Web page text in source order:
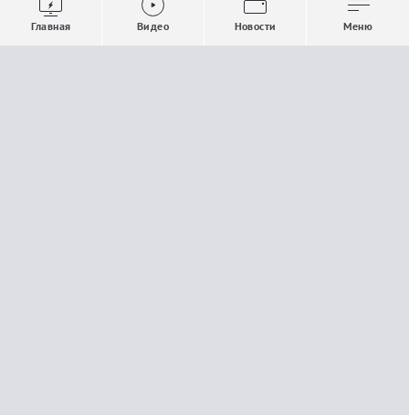
Выпуски новостей
Проекты
Общество
Строительство и ЖКХ
Главная Видео Новости Меню